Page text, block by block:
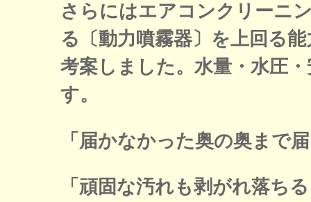
さらにはエアコンクリーニ
る〔動力噴霧器〕を上回る
考案しました。水量・水圧
す。
「届かなかった奥の奥まで
「頑固な汚れも剥がれ落ち